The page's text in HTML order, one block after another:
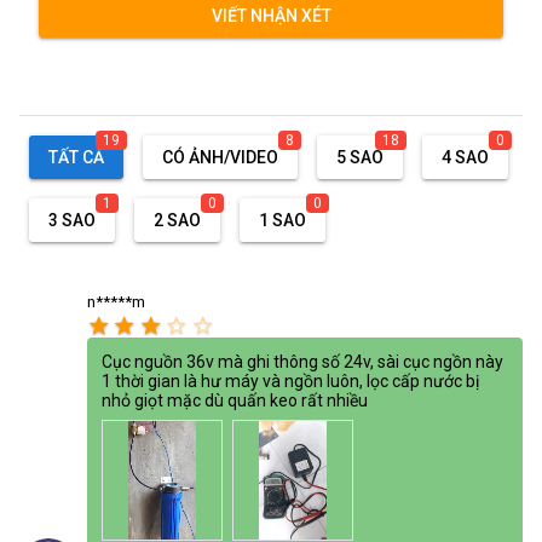
VIẾT NHẬN XÉT
TẤT CẢ
19
CÓ ẢNH/VIDEO
8
5 SAO
18
4 SAO
0
3 SAO
1
2 SAO
0
1 SAO
0
n*****m
star star star star_border star_border
Cục nguồn 36v mà ghi thông số 24v, sài cục ngồn này
1 thời gian là hư máy và ngồn luôn, lọc cấp nước bị
nhỏ giọt mặc dù quấn keo rất nhiều